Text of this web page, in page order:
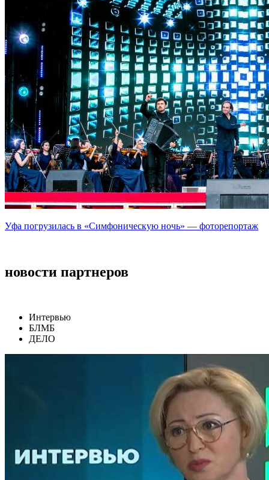
Уфа погрузилась в «Симфоническую ночь» — фоторепортаж
новости партнеров
Интервью
БЛМБ
ДЕЛО